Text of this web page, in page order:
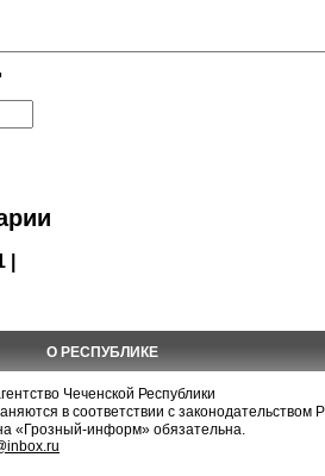
|
О РЕСПУБЛИКЕ
Чеченской Республики
в соответствии с законодательством
«Грозный-информ» обязательна.